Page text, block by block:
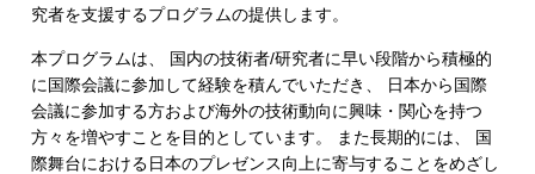
究者を支援するプログラムの提供します。
本プログラムは、 国内の技術者/研究者に早い段階から積極的
に国際会議に参加して経験を積んでいただき、 日本から国際
会議に参加する方および海外の技術動向に興味・関心を持つ
方々を増やすことを目的としています。 また長期的には、 国
際舞台における日本のプレゼンス向上に寄与することをめざし